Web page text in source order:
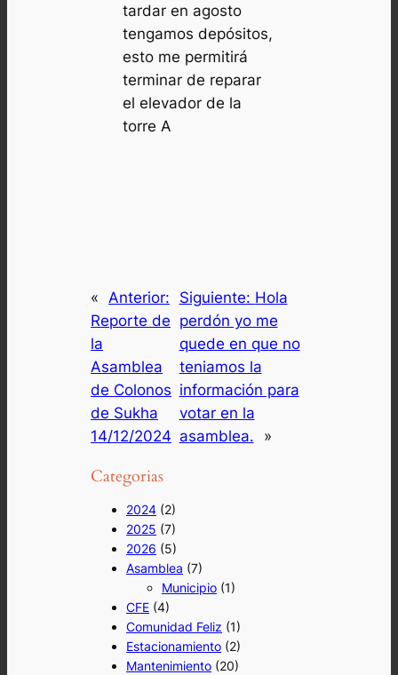
tardar en agosto
tengamos depósitos,
esto me permitirá
terminar de reparar
el elevador de la
torre A
«
Anterior:
Reporte de
la
Asamblea
de Colonos
de Sukha
14/12/2024
Siguiente: Hola
perdón yo me
quede en que no
teniamos la
información para
votar en la
asamblea.
»
Categorias
2024 (2)
2025 (7)
2026 (5)
Asamblea (7)
Municipio (1)
CFE (4)
Comunidad Feliz (1)
Estacionamiento (2)
Mantenimiento (20)